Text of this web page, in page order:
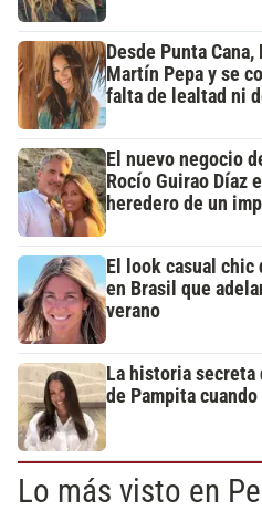
Desde Punta
Martín Pepa y se
falta de lealtad ni
El nuevo negocio
Rocío Guirao Díaz
heredero de un
El look casual chic
en Brasil que
verano
La historia secreta
de Pampita
Lo más visto en